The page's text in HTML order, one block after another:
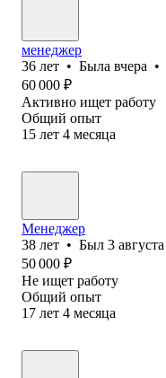
менеджер
36 лет • Была вчера •
60 000 ₽
Активно ищет работу
Общий опыт
15 лет 4 месяца
Менеджер
38 лет • Был 3 августа
50 000 ₽
Не ищет работу
Общий опыт
17 лет 4 месяца